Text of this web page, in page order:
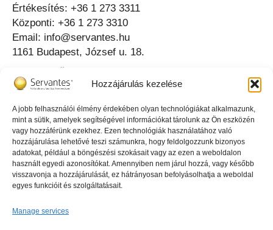
Hozzájárulás kezelése
A jobb felhasználói élmény érdekében olyan technológiákat alkalmazunk,
mint a sütik, amelyek segítségével információkat tárolunk az Ön eszközén
vagy hozzáférünk ezekhez. Ezen technológiák használatához való
hozzájárulása lehetővé teszi számunkra, hogy feldolgozzunk bizonyos
adatokat, például a böngészési szokásait vagy az ezen a weboldalon
használt egyedi azonosítókat. Amennyiben nem járul hozzá, vagy később
visszavonja a hozzájárulását, ez hátrányosan befolyásolhatja a weboldal
egyes funkcióit és szolgáltatásait.
Manage services
Értékesítés: +36 1 273 3311
Központi: +36 1 273 3310
Email: info@servantes.hu
1161 Budapest, József u. 18.
Online Ügyfélszolgálat ⟶
Az igazgató tud erről